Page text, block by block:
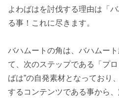
よわばはを討伐する理由は「
る事！これに尽きます。
バハムートの角は、 バハムー
て、次のステップである「 プ
ばは”の自発素材となっており、
するコンテンツである事から